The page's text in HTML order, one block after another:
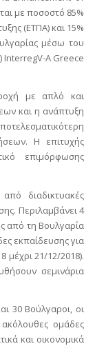
με ποσοστό 85%
(ΕΤΠΑ) και 15%
μέσω του
InterregV-A Greece
με απλό και
και η ανάπτυξη
Η επιτυχής
επιμόρφωσης
διαδικτυακές
Περιλαμβάνει 4
από τη Βουλγαρία
εκπαίδευσης για
μέχρι 21/12/2018).
σεμινάρια
30 Βούλγαροι, οι
ομάδες
και οικονομικά